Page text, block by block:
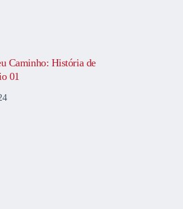
Caminho: História de
01